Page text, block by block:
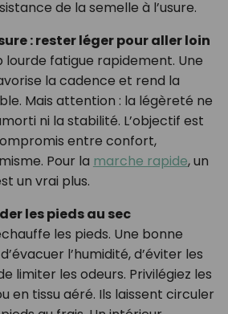
de la semelle à l’usure.
: rester léger pour aller loin
lourde fatigue rapidement. Une
la cadence et rend la
Mais attention : la légèreté ne
ni la stabilité. L’objectif est
entre confort,
Pour la marche rapide, un
un vrai plus.
les pieds au sec
les pieds. Une bonne
l’humidité, d’éviter les
limiter les odeurs. Privilégiez les
en tissu aéré. Ils laissent circuler